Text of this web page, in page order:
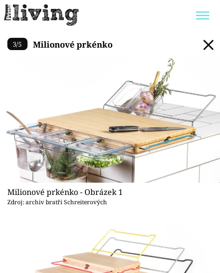
Trendy: JAK UŠETŘIT
POKOJOVÉ KVĚTINY
Témata
Bydlení
Zahrada
Design
Milionové prkénko
3/5 Milionové prkénko
Milionové prkénko - Obrázek 1
Zdroj: archiv bratří Schreiterových